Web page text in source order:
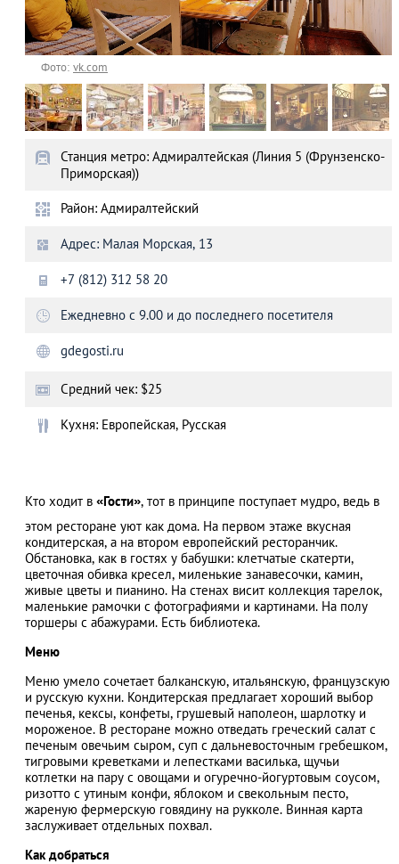
Фото:vk.com
Станция метро: Адмиралтейская (Линия 5 (Фрунзенско-
Приморская))
Район: Адмиралтейский
Адрес: Малая Морская, 13
+7 (812) 312 58 20
Ежедневно с 9.00 и до последнего посетителя
gdegosti.ru
Средний чек: $25
Кухня: Европейская, Русская
Кто ходит в «Гости», тот в принципе поступает мудро, ведь в
этом ресторане уют как дома. На первом этаже вкусная
кондитерская, а на втором европейский ресторанчик.
Обстановка, как в гостях у бабушки: клетчатые скатерти,
цветочная обивка кресел, миленькие занавесочки, камин,
живые цветы и пианино. На стенах висит коллекция тарелок,
маленькие рамочки с фотографиями и картинами. На полу
торшеры с абажурами. Есть библиотека.
Меню
Меню умело сочетает балканскую, итальянскую, французскую
и русскую кухни. Кондитерская предлагает хороший выбор
печенья, кексы, конфеты, грушевый наполеон, шарлотку и
мороженое. В ресторане можно отведать греческий салат с
печеным овечьим сыром, суп с дальневосточным гребешком,
тигровыми креветками и лепестками василька, щучьи
котлетки на пару с овощами и огуречно-йогуртовым соусом,
ризотто с утиным конфи, яблоком и свекольным песто,
жареную фермерскую говядину на рукколе. Винная карта
заслуживает отдельных похвал.
Как добраться